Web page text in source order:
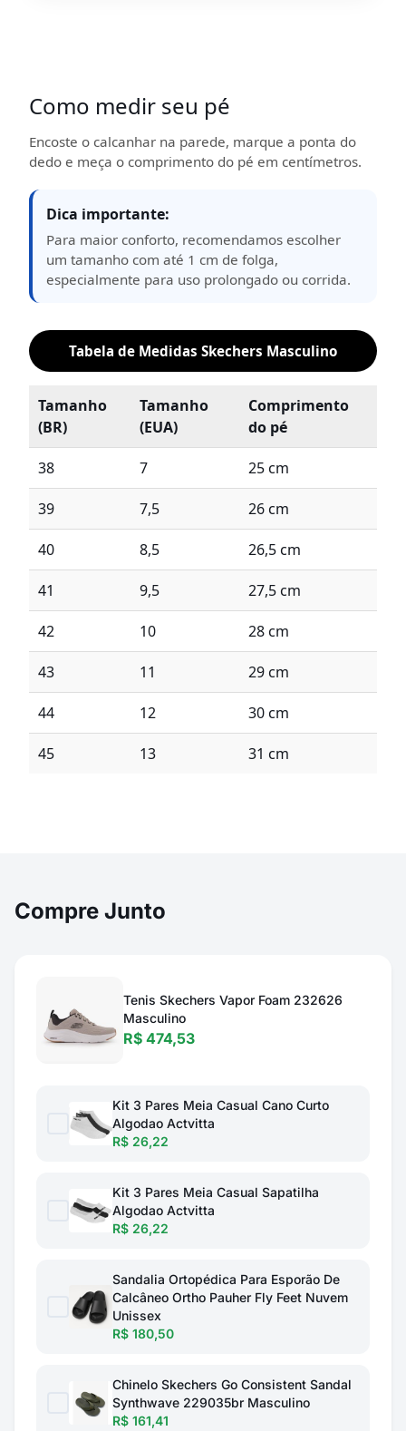
Como medir seu pé
Encoste o calcanhar na parede, marque a ponta do
dedo e meça o comprimento do pé em centímetros.
Dica importante:
Para maior conforto, recomendamos escolher
um tamanho com até 1 cm de folga,
especialmente para uso prolongado ou corrida.
Tabela de Medidas Skechers Masculino
Tamanho
(BR)
Tamanho
(EUA)
Comprimento
do pé
38 7 25 cm
39 7,5 26 cm
40 8,5 26,5 cm
41 9,5 27,5 cm
42 10 28 cm
43 11 29 cm
44 12 30 cm
45 13 31 cm
Compre Junto
Tenis Skechers Vapor Foam 232626
Masculino
R$ 474,53
Kit 3 Pares Meia Casual Cano Curto
Algodao Actvitta
R$ 26,22
Kit 3 Pares Meia Casual Sapatilha
Algodao Actvitta
R$ 26,22
Sandalia Ortopédica Para Esporão De
Calcâneo Ortho Pauher Fly Feet Nuvem
Unissex
R$ 180,50
Chinelo Skechers Go Consistent Sandal
Synthwave 229035br Masculino
R$ 161,41